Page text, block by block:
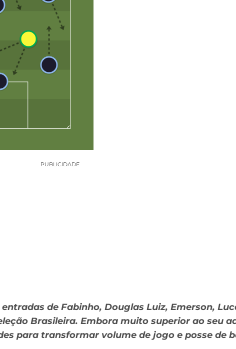
PUBLICIDADE
de Fabinho, Douglas Luiz, Emerson,
Brasileira. Embora muito superior ao seu
para transformar volume de jogo e posse de